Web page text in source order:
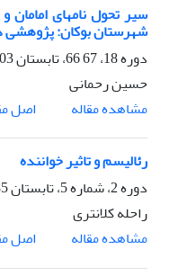
شهرستان بوکان: پژوهشی
دوره 18، 67 66، تابستان 1403، صفحه
حسین رحمانی
مشاهده مقاله
اصل
رئالیسم و تاثیر خواننده
دوره 2، شماره 5، تابستان 1385، صفحه
راحله کلانتری
مشاهده مقاله
اصل